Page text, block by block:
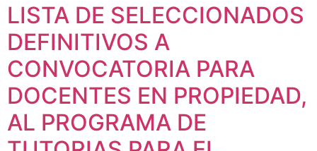
LISTA DE SELECCIONADOS
DEFINITIVOS A
CONVOCATORIA PARA
DOCENTES EN PROPIEDAD,
AL PROGRAMA DE